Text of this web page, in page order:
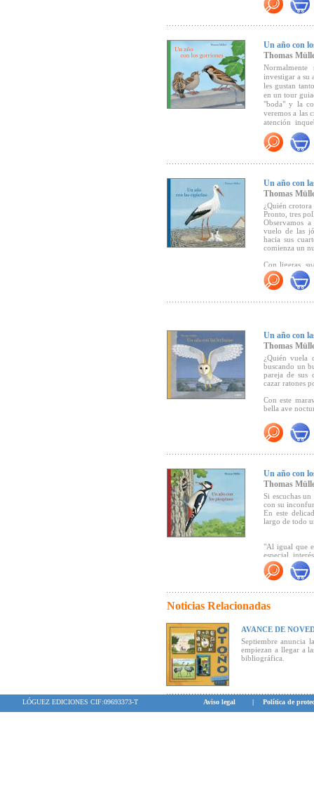
abrir para
"Un álbum
Un año con
Thomas
investigar a su
les gustan
en un tour
"boda" y la
veremos a las
atención
padres. Y
donde
Thomas
los hábitats
ilustraciones
"Thomas
año con las
golondrinas
Lector).
Un año con
Thomas
¿Quién crotora
Pronto, tres
Observamos
vuelo de las
hacia sus
comienza un
Con ligeras,
queridas aves
Un año con
Thomas
¿Quién vuela
buscando un
pareja de sus
cazar ratones
Con este
bella ave
Un año con
Thomas
Si escuchas
con su
En este
largo de todo
"Al igual que
especial
trenzar un
distintas
habitan,
aficionados"
Noticias Relacionadas
AVANCE DE
Septiembre anuncia
empiezan a llegar a
bibliográfica.
LÓGUEZ EDICIONES CIF:09693373-T Aviso legal | Política de